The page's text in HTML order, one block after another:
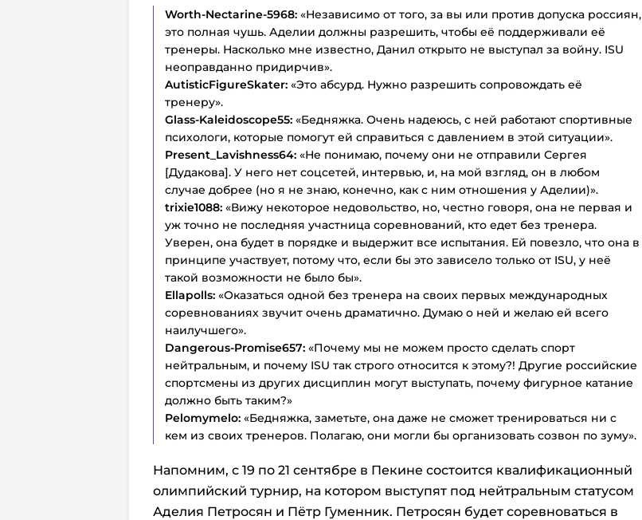
Worth-Nectarine-5968: «Независимо от того, за вы или против допуска россиян,
это полная чушь. Аделии должны разрешить, чтобы её поддерживали её
тренеры. Насколько мне известно, Данил открыто не выступал за войну. ISU
неоправданно придирчив».
AutisticFigureSkater: «Это абсурд. Нужно разрешить сопровождать её
тренеру».
Glass-Kaleidoscope55: «Бедняжка. Очень надеюсь, с ней работают спортивные
психологи, которые помогут ей справиться с давлением в этой ситуации».
Present_Lavishness64: «Не понимаю, почему они не отправили Сергея
[Дудакова]. У него нет соцсетей, интервью, и, на мой взгляд, он в любом
случае добрее (но я не знаю, конечно, как с ним отношения у Аделии)».
trixie1088: «Вижу некоторое недовольство, но, честно говоря, она не первая и
уж точно не последняя участница соревнований, ​​кто едет без тренера.
Уверен, она будет в порядке и выдержит все испытания. Ей повезло, что она в
принципе участвует, потому что, если бы это зависело только от ISU, у неё
такой возможности не было бы».
Ellapolls: «Оказаться одной без тренера на своих первых международных
соревнованиях звучит очень драматично. Думаю о ней и желаю ей всего
наилучшего».
Dangerous-Promise657: «Почему мы не можем просто сделать спорт
нейтральным, и почему ISU так строго относится к этому?! Другие российские
спортсмены из других дисциплин могут выступать, почему фигурное катание
должно быть таким?»
Pelomymelo: «Бедняжка, заметьте, она даже не сможет тренироваться ни с
кем из своих тренеров. Полагаю, они могли бы организовать созвон по зуму».
Напомним, с 19 по 21 сентябре в Пекине состоится квалификационный
олимпийский турнир, на котором выступят под нейтральным статусом
Аделия Петросян и Пётр Гуменник. Петросян будет соревноваться в